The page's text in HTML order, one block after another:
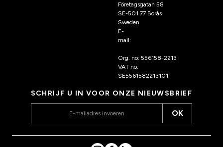
Företagsgatan 58
SE-501 77 Borås
Sweden
E-
mail:
Org. no: 556158-2213
VAT no:
SE5561582213101
SCHRIJF U IN VOOR ONZE NIEUWSBRIEF
OK